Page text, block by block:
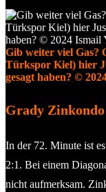
Gib weiter viel Gas?
Türkspor Kiel) hier
gesagt haben? ©
Grady
In der 72. Minute ist
2:1. Bei einem
nicht aufmerksam.